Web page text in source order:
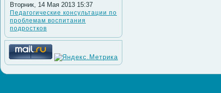
Вторник, 14 Мая 2013 15:37
Педагогические консультации по
проблемам воспитания
подростков